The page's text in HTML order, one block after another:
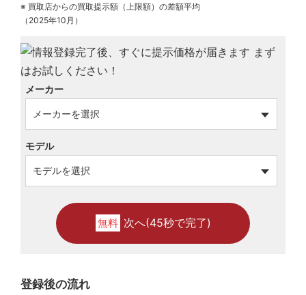
※ 買取店からの買取提示額（上限額）の差額平均
（2025年10月）
メーカー
モデル
無料 次へ(45秒で完了)
登録後の流れ